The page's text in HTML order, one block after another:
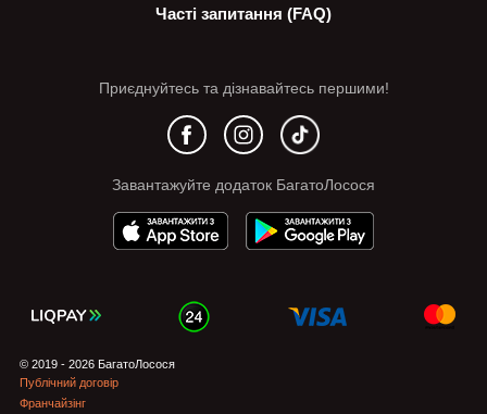
Часті запитання (FAQ)
Завантажуйте додаток БагатоЛосося
Приєднуйтесь та дізнавайтесь першими!
© 2019 - 2026 БагатоЛосося
Публічний договір
Франчайзінг